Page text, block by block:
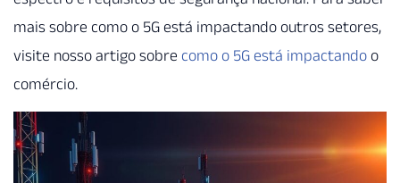
mais sobre como o 5G está impactando outros setores,
visite nosso artigo sobre como o 5G está impactando o
comércio.